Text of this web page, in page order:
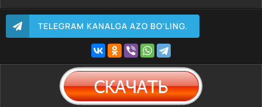
TELEGRAM KANALGA AZO BO'LING.